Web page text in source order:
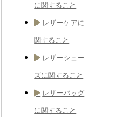
に関すること
レザーケアに
関すること
レザーシュー
ズに関すること
レザーバッグ
に関すること